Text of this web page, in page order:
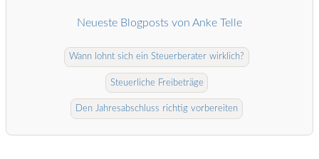
Neueste Blogposts von Anke Telle
Wann lohnt sich ein Steuerberater wirklich?
Steuerliche Freibeträge
Den Jahresabschluss richtig vorbereiten